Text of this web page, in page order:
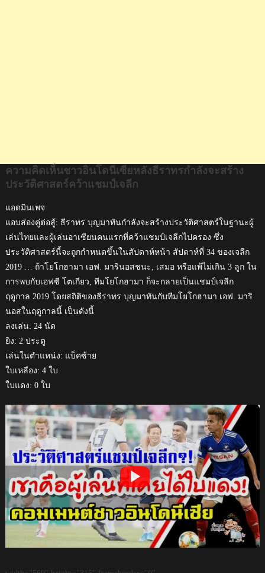
ความคิดเห็นชาวอินโดนีเซียหลังธีราทรกำลังจะสร้าง
ประวัติศาสตร์คว้าแชมป์เจลีก
แอดมินเพจ
แอบส่องคู่ต่อสู้: ธีราทร บุญมาทันกำลังจะสร้างประวัติศาสตร์ในฐานะผู้
เล่นไทยและผู้เล่นอาเซียนคนแรกที่คว้าแชมป์เจลีกไปครอง ซึ่ง
ประวัติศาสตร์นี้จะถูกกำหนดขึ้นในสัปดาห์หน้า สัปดาห์ที่ 34 ของเจลีก
2019 … ถ้าโยโกฮามา เอฟ. มารินอสชนะ, เสมอ หรือแพ้ไม่เกิน 3 ลูก ใน
การพบกับเอฟซี โตเกียว, ทีมโยโกฮามา ก็จะกลายเป็นแชมป์เจลีก
ฤดูกาล 2019 โดยสถิติของธีราทร บุญมาทันกับทีมโยโกฮามา เอฟ. มาริ
นอสในฤดูกาลนี้ เป็นดังนี้
ลงเล่น: 24 นัด
ยิง: 2 ประตู
เล่นในตำแหน่ง: แบ็คซ้าย
ใบเหลือง: 4 ใบ
ใบแดง: 0 ใบ